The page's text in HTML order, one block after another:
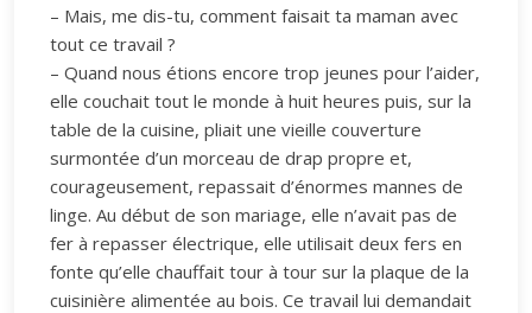
– Mais, me dis-tu, comment faisait ta maman avec
tout ce travail ?
– Quand nous étions encore trop jeunes pour l’aider,
elle couchait tout le monde à huit heures puis, sur la
table de la cuisine, pliait une vieille couverture
surmontée d’un morceau de drap propre et,
courageusement, repassait d’énormes mannes de
linge. Au début de son mariage, elle n’avait pas de
fer à repasser électrique, elle utilisait deux fers en
fonte qu’elle chauffait tour à tour sur la plaque de la
cuisinière alimentée au bois. Ce travail lui demandait